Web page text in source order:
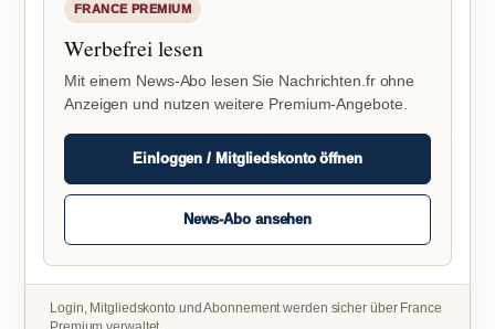
FRANCE PREMIUM
Werbefrei lesen
Mit einem News-Abo lesen Sie Nachrichten.fr ohne
Anzeigen und nutzen weitere Premium-Angebote.
Einloggen / Mitgliedskonto öffnen
News-Abo ansehen
Login, Mitgliedskonto und Abonnement werden sicher über France